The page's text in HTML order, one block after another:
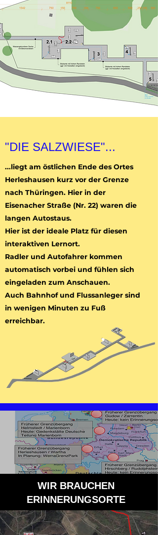
WIR BRAUCHEN
ERINNERUNGSORTE
"DIE SALZWIESE"...
...liegt am östlichen Ende des Ortes
Herleshausen kurz vor der Grenze
nach Thüringen. Hier in der
Eisenacher Straße (Nr. 22) waren die
langen Autostaus.
Hier ist der ideale Platz für diesen
interaktiven Lernort.
Radler und Autofahrer kommen
automatisch vorbei und fühlen sich
eingeladen zum Anschauen.
Auch Bahnhof und Flussanleger sind
in wenigen Minuten zu Fuß
erreichbar.